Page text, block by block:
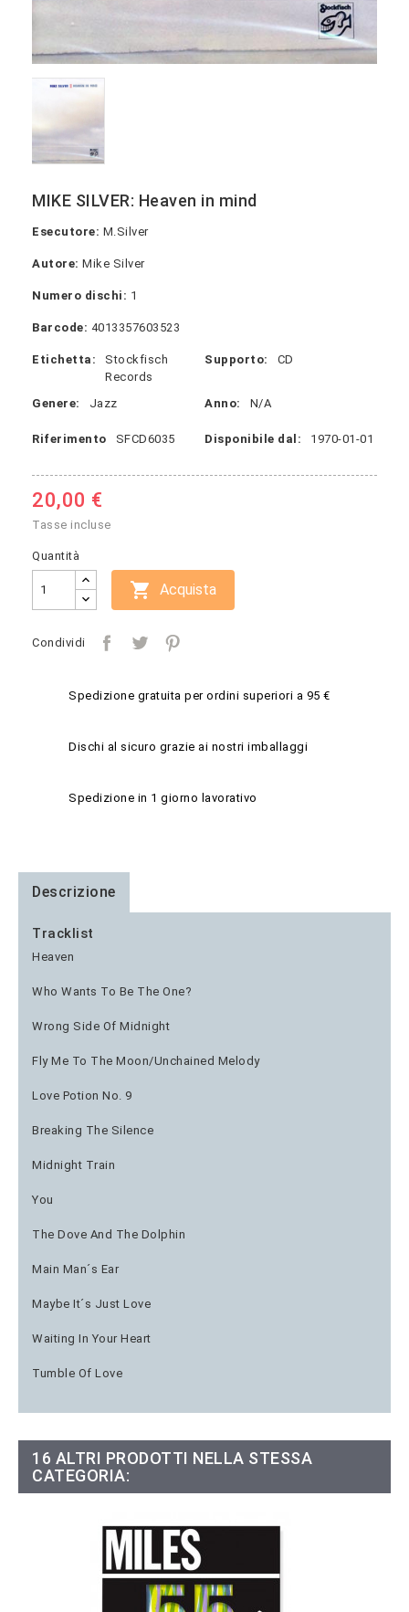
MIKE SILVER: Heaven in mind
Esecutore: M.Silver
Autore: Mike Silver
Numero dischi: 1
Barcode: 4013357603523
Etichetta:
Stockfisch
Records
Supporto: CD
Genere: Jazz Anno: N/A
Riferimento SFCD6035 Disponibile dal: 1970-01-01
20,00 €
Tasse incluse
Quantità
 Acquista
Condividi
Spedizione gratuita per ordini superiori a 95 €
Dischi al sicuro grazie ai nostri imballaggi
Spedizione in 1 giorno lavorativo
Descrizione
Tracklist
Heaven
Who Wants To Be The One?
Wrong Side Of Midnight
Fly Me To The Moon/Unchained Melody
Love Potion No. 9
Breaking The Silence
Midnight Train
You
The Dove And The Dolphin
Main Man´s Ear
Maybe It´s Just Love
Waiting In Your Heart
Tumble Of Love
16 ALTRI PRODOTTI NELLA STESSA
CATEGORIA: